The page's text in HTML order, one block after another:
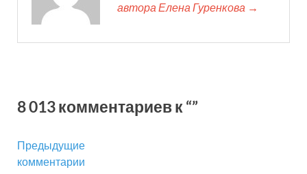
автора Елена Гуренкова →
8 013 комментариев к “”
Предыдущие
комментарии